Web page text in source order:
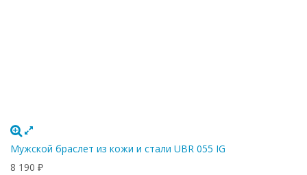
Мужской браслет из кожи и стали UBR 055 IG
8 190 ₽